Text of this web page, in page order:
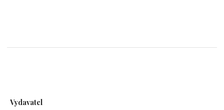
Vydavatel